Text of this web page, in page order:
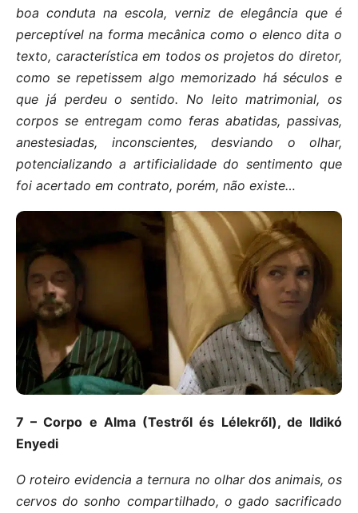
boa conduta na escola, verniz de elegância que é
perceptível na forma mecânica como o elenco dita o
texto, característica em todos os projetos do diretor,
como se repetissem algo memorizado há séculos e
que já perdeu o sentido. No leito matrimonial, os
corpos se entregam como feras abatidas, passivas,
anestesiadas, inconscientes, desviando o olhar,
potencializando a artificialidade do sentimento que
foi acertado em contrato, porém, não existe…
7 – Corpo e Alma (Testről és Lélekről), de Ildikó
Enyedi
O roteiro evidencia a ternura no olhar dos animais, os
cervos do sonho compartilhado, o gado sacrificado